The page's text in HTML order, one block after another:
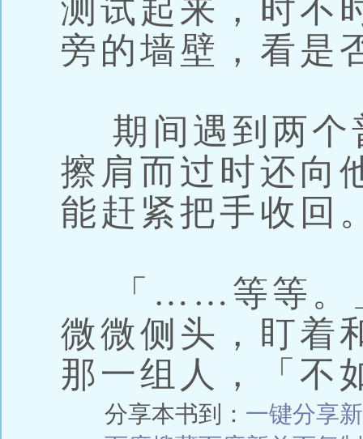
测试起来，时不
旁的墙壁，看是
期间遇到两个
擦肩而过时还向
能赶紧把手收回
「……等等。
微微侧头，盯着
那一组人，「不
分享本书到： 一键分享